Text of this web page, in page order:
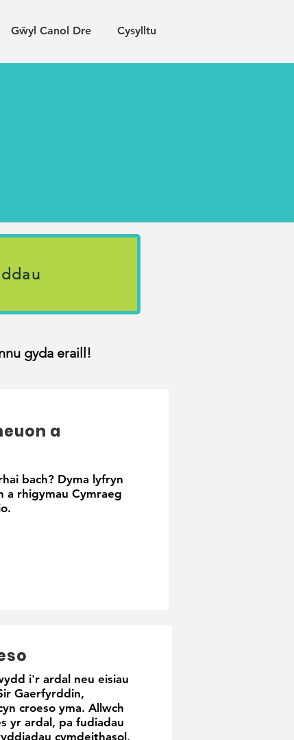
Gŵyl Canol Dre Cysylltu
gyda eraill!
a
bach? Dyma lyfryn
a rhigymau Cymraeg
i'r ardal neu eisiau
Gaerfyrddin,
croeso yma. Allwch
yr ardal, pa fudiadau
cymdeithasol,